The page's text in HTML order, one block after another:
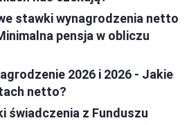
stawki wynagrodzenia netto
pensja w obliczu
2026 i 2026 - Jakie
netto?
świadczenia z Funduszu